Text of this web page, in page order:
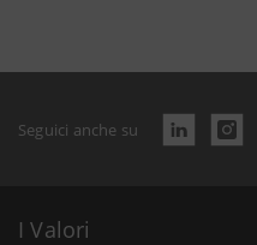
Seguici anche su
I Valori